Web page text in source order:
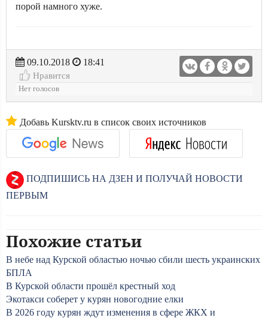
порой намного хуже.
09.10.2018
18:41
Нравится
Нет голосов
Добавь Kursktv.ru в список своих источников
ПОДПИШИСЬ НА ДЗЕН И ПОЛУЧАЙ НОВОСТИ
ПЕРВЫМ
Похожие статьи
В небе над Курской областью ночью сбили шесть украинских
БПЛА
В Курской области прошёл крестный ход
Экотакси соберет у курян новогодние елки
В 2026 году курян ждут изменения в сфере ЖКХ и